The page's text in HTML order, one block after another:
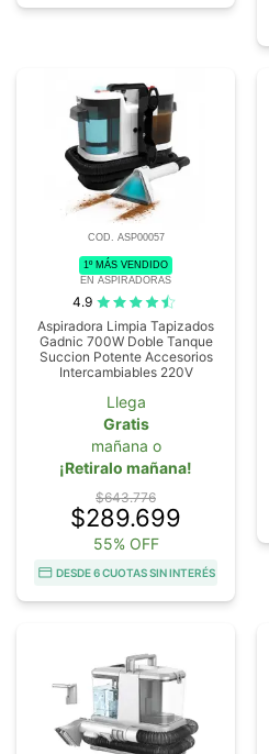
COD. ASP00057
1º MÁS VENDIDO
EN ASPIRADORAS
4.9
Aspiradora Limpia Tapizados
Gadnic 700W Doble Tanque
Succion Potente Accesorios
Intercambiables 220V
Llega
Gratis
mañana o
¡Retiralo mañana!
$643.776
$289.699
55% OFF
DESDE 6 CUOTAS SIN INTERÉS